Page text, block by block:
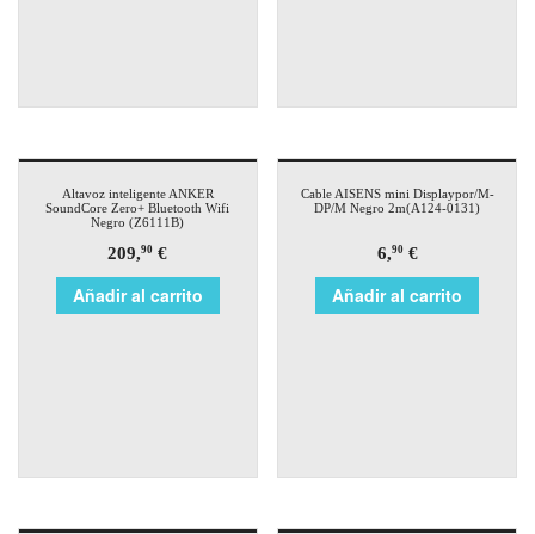
Altavoz inteligente ANKER
SoundCore Zero+ Bluetooth Wifi
Negro (Z6111B)
209,90 €
Añadir al carrito
Cable AISENS mini Displaypor/M-
DP/M Negro 2m(A124-0131)
6,90€
Añadir al carrito